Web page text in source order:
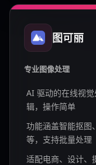
图可丽
专业图像处理
AI 驱动的在线视
辑，操作简单
功能涵盖智能抠图
等，支持批量处理
适配电商、设计、